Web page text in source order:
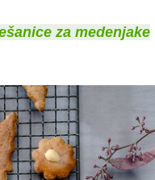
za medenjake